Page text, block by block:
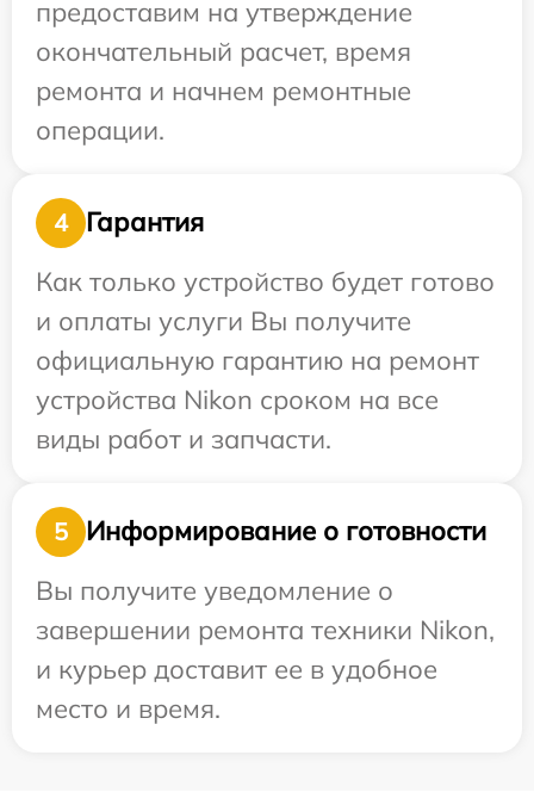
предоставим на утверждение
окончательный расчет, время
ремонта и начнем ремонтные
операции.
4
Гарантия
Как только устройство будет готово
и оплаты услуги Вы получите
официальную гарантию на ремонт
устройства Nikon сроком на все
виды работ и запчасти.
5
Информирование о готовности
Вы получите уведомление о
завершении ремонта техники Nikon,
и курьер доставит ее в удобное
место и время.